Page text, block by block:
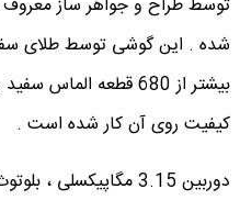
بیشتر از 680 قطعه
کیفیت روی آن کار شده است .